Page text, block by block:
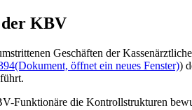
KBV
Geschäften der
(Dokument, öffnet ein neues Fenster))
Funktionäre die Kontrollstrukturen